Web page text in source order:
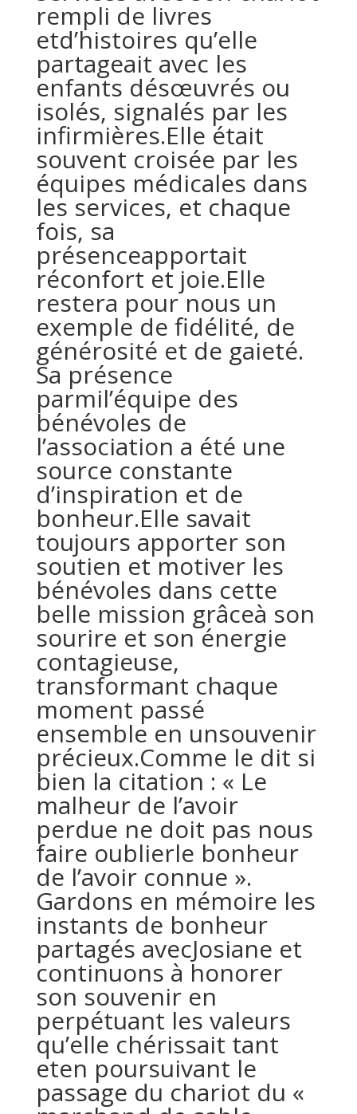
rempli de livres
etd’histoires qu’elle
partageait avec les
enfants désœuvrés ou
isolés, signalés par les
infirmières.Elle était
souvent croisée par les
équipes médicales dans
les services, et chaque
fois, sa
présenceapportait
réconfort et joie.Elle
restera pour nous un
exemple de fidélité, de
générosité et de gaieté.
Sa présence
parmil’équipe des
bénévoles de
l’association a été une
source constante
d’inspiration et de
bonheur.Elle savait
toujours apporter son
soutien et motiver les
bénévoles dans cette
belle mission grâceà son
sourire et son énergie
contagieuse,
transformant chaque
moment passé
ensemble en unsouvenir
précieux.Comme le dit si
bien la citation : « Le
malheur de l’avoir
perdue ne doit pas nous
faire oublierle bonheur
de l’avoir connue ».
Gardons en mémoire les
instants de bonheur
partagés avecJosiane et
continuons à honorer
son souvenir en
perpétuant les valeurs
qu’elle chérissait tant
eten poursuivant le
passage du chariot du «